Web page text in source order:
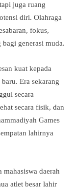
juga ruang
diri. Olahraga
fokus,
generasi muda.
kuat kepada
Era sekarang
secara
secara fisik, dan
Games
lahirnya
mahasiswa daerah
atlet besar lahir